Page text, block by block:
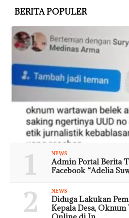
BERITA POPULER
1 NEWS
Admin Portal Berita
Facebook “Adelia
2 NEWS
Diduga Lakukan
Kepala Desa,